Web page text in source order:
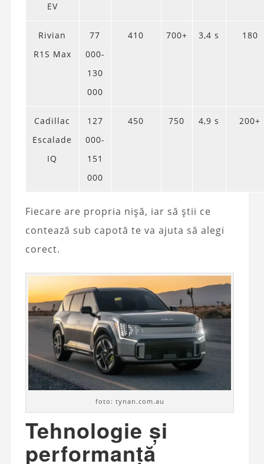
EV
Rivian
R1S Max
77
000-
130
000
410 700+ 3,4 s 180
Cadillac
Escalade
IQ
127
000-
151
000
450 750 4,9 s 200+
Fiecare are propria nișă, iar să știi ce
contează sub capotă te va ajuta să alegi
corect.
foto: tynan.com.au
Tehnologie și
performanță